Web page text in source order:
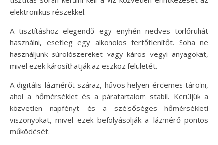
elektronikus részekkel.
A tisztításhoz elegendő egy enyhén nedves törlőruhát
használni, esetleg egy alkoholos fertőtlenítőt. Soha ne
használjunk súrolószereket vagy káros vegyi anyagokat,
mivel ezek károsíthatják az eszköz felületét.
A digitális lázmérőt száraz, hűvös helyen érdemes tárolni,
ahol a hőmérséklet és a páratartalom stabil. Kerüljük a
közvetlen napfényt és a szélsőséges hőmérsékleti
viszonyokat, mivel ezek befolyásolják a lázmérő pontos
működését.